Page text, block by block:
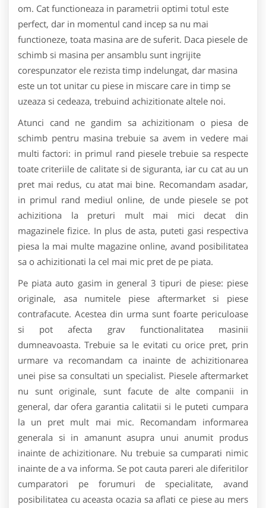
om. Cat functioneaza in parametrii optimi totul este
perfect, dar in momentul cand incep sa nu mai
functioneze, toata masina are de suferit. Daca piesele de
schimb si masina per ansamblu sunt ingrijite
corespunzator ele rezista timp indelungat, dar masina
este un tot unitar cu piese in miscare care in timp se
uzeaza si cedeaza, trebuind achizitionate altele noi.
Atunci cand ne gandim sa achizitionam o piesa de
schimb pentru masina trebuie sa avem in vedere mai
multi factori: in primul rand piesele trebuie sa respecte
toate criteriile de calitate si de siguranta, iar cu cat au un
pret mai redus, cu atat mai bine. Recomandam asadar,
in primul rand mediul online, de unde piesele se pot
achizitiona la preturi mult mai mici decat din
magazinele fizice. In plus de asta, puteti gasi respectiva
piesa la mai multe magazine online, avand posibilitatea
sa o achizitionati la cel mai mic pret de pe piata.
Pe piata auto gasim in general 3 tipuri de piese: piese
originale, asa numitele piese aftermarket si piese
contrafacute. Acestea din urma sunt foarte periculoase
si pot afecta grav functionalitatea masinii
dumneavoasta. Trebuie sa le evitati cu orice pret, prin
urmare va recomandam ca inainte de achizitionarea
unei pise sa consultati un specialist. Piesele aftermarket
nu sunt originale, sunt facute de alte companii in
general, dar ofera garantia calitatii si le puteti cumpara
la un pret mult mai mic. Recomandam informarea
generala si in amanunt asupra unui anumit produs
inainte de achizitionare. Nu trebuie sa cumparati nimic
inainte de a va informa. Se pot cauta pareri ale diferitilor
cumparatori pe forumuri de specialitate, avand
posibilitatea cu aceasta ocazia sa aflati ce piese au mers